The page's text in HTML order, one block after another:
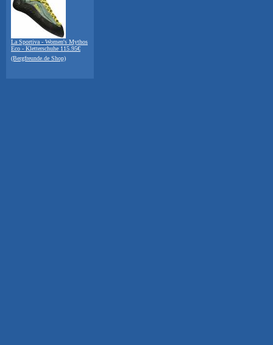
La Sportiva - Women's Mythos
Eco - Kletterschuhe 115.95€
(Bergfreunde.de Shop)